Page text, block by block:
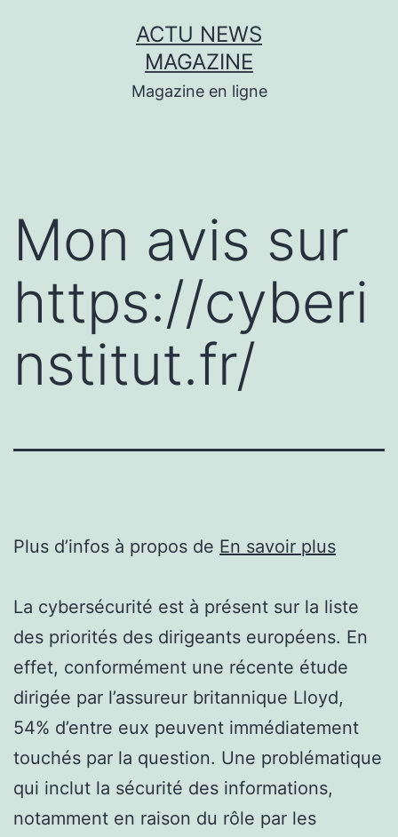
ACTU NEWS
MAGAZINE
Magazine en ligne
Mon avis sur
https://cyberi
nstitut.fr/
Plus d’infos à propos de En savoir plus
La cybersécurité est à présent sur la liste
des priorités des dirigeants européens. En
effet, conformément une récente étude
dirigée par l’assureur britannique Lloyd,
54% d’entre eux peuvent immédiatement
touchés par la question. Une problématique
qui inclut la sécurité des informations,
notamment en raison du rôle par les